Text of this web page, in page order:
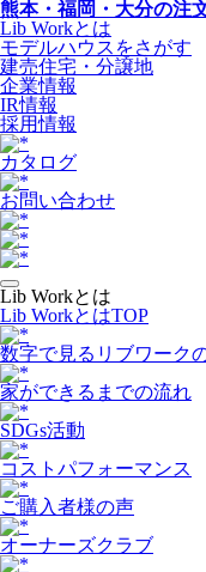
熊本・福岡・大分の注
Lib Workとは
モデルハウスをさがす
建売住宅・分譲地
企業情報
IR情報
採用情報
カタログ
お問い合わせ
Lib Workとは
Lib WorkとはTOP
数字で⾒るリブワーク
家ができるまでの流れ
SDGs活動
コストパフォーマンス
ご購入者様の声
オーナーズクラブ